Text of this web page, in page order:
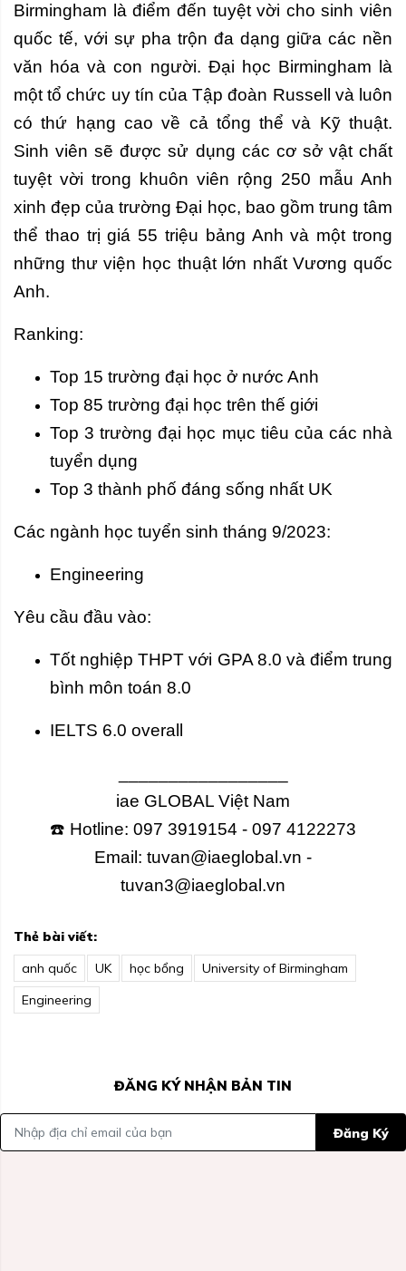
Birmingham là điểm đến tuyệt vời cho sinh viên
quốc tế, với sự pha trộn đa dạng giữa các nền
văn hóa và con người. Đại học Birmingham là
một tổ chức uy tín của Tập đoàn Russell và luôn
có thứ hạng cao về cả tổng thể và Kỹ thuật.
Sinh viên sẽ được sử dụng các cơ sở vật chất
tuyệt vời trong khuôn viên rộng 250 mẫu Anh
xinh đẹp của trường Đại học, bao gồm trung tâm
thể thao trị giá 55 triệu bảng Anh và một trong
những thư viện học thuật lớn nhất Vương quốc
Anh.
Ranking:
Top 15 trường đại học ở nước Anh
Top 85 trường đại học trên thế giới
Top 3 trường đại học mục tiêu của các nhà
tuyển dụng
Top 3 thành phố đáng sống nhất UK
Các ngành học tuyển sinh tháng 9/2023:
Engineering
Yêu cầu đầu vào:
Tốt nghiệp THPT với GPA 8.0 và điểm trung
bình môn toán 8.0
IELTS 6.0 overall
iae GLOBAL Việt Nam
☎️ Hotline: 097 3919154 - 097 4122273
Email: tuvan@iaeglobal.vn -
tuvan3@iaeglobal.vn
Thẻ bài viết:
anh quốc
UK học bổng
University of Birmingham
Engineering
ĐĂNG KÝ NHẬN BẢN TIN
Đăng Ký